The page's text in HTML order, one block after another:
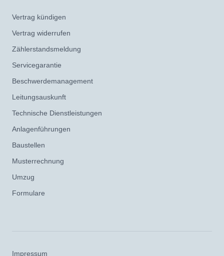
Vertrag kündigen
Vertrag widerrufen
Zählerstandsmeldung
Servicegarantie
Beschwerdemanagement
Leitungsauskunft
Technische Dienstleistungen
Anlagenführungen
Baustellen
Musterrechnung
Umzug
Formulare
Impressum